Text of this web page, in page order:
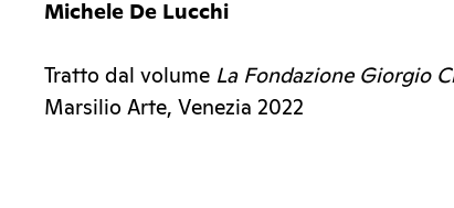
Michele De Lucchi
Tratto dal volume La Fondazione Giorgio
Marsilio Arte, Venezia 2022